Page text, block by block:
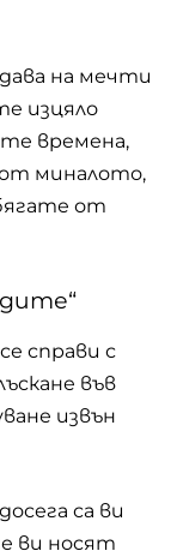
на мечти
изцяло
времена,
миналото,
от
справи с
във
извън
са ви
ви носят